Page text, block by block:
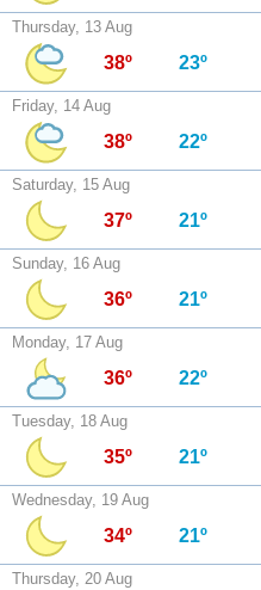
Thursday, 13 Aug
38º 23º
Friday, 14 Aug
38º 22º
Saturday, 15 Aug
37º 21º
Sunday, 16 Aug
36º 21º
Monday, 17 Aug
36º 22º
Tuesday, 18 Aug
35º 21º
Wednesday, 19 Aug
34º 21º
Thursday, 20 Aug